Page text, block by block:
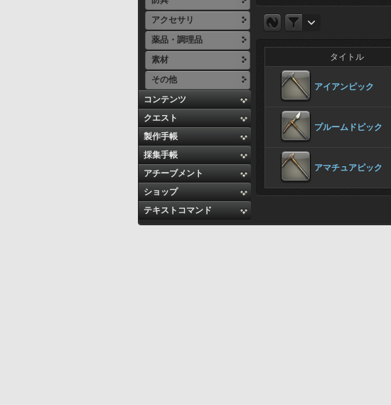
アクセサリ
薬品・調理品
素材
その他
コンテンツ
クエスト
製作手帳
採集手帳
アチーブメント
ショップ
テキストコマンド
タイトル
アイアンピック
プルームドピック
アマチュアピック